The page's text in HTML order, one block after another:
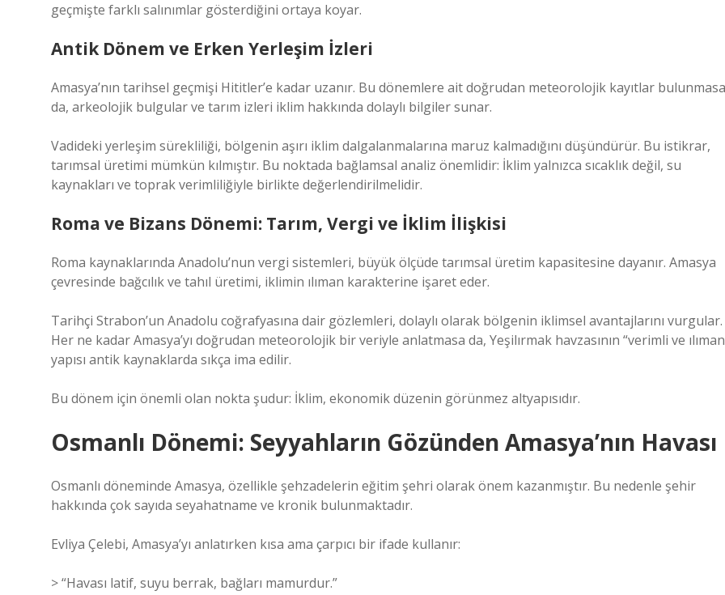
geçmişte farklı salınımlar gösterdiğini ortaya koyar.
Antik Dönem ve Erken Yerleşim İzleri
Amasya’nın tarihsel geçmişi Hititler’e kadar uzanır. Bu dönemlere ait doğrudan meteorolojik kayıtlar bulunmasa
da, arkeolojik bulgular ve tarım izleri iklim hakkında dolaylı bilgiler sunar.
Vadideki yerleşim sürekliliği, bölgenin aşırı iklim dalgalanmalarına maruz kalmadığını düşündürür. Bu istikrar,
tarımsal üretimi mümkün kılmıştır. Bu noktada bağlamsal analiz önemlidir: İklim yalnızca sıcaklık değil, su
kaynakları ve toprak verimliliğiyle birlikte değerlendirilmelidir.
Roma ve Bizans Dönemi: Tarım, Vergi ve İklim İlişkisi
Roma kaynaklarında Anadolu’nun vergi sistemleri, büyük ölçüde tarımsal üretim kapasitesine dayanır. Amasya
çevresinde bağcılık ve tahıl üretimi, iklimin ılıman karakterine işaret eder.
Tarihçi Strabon’un Anadolu coğrafyasına dair gözlemleri, dolaylı olarak bölgenin iklimsel avantajlarını vurgular.
Her ne kadar Amasya’yı doğrudan meteorolojik bir veriyle anlatmasa da, Yeşilırmak havzasının “verimli ve
yapısı antik kaynaklarda sıkça ima edilir.
Bu dönem için önemli olan nokta şudur: İklim, ekonomik düzenin görünmez altyapısıdır.
Osmanlı Dönemi: Seyyahların Gözünden Amasya’nın Havası
Osmanlı döneminde Amasya, özellikle şehzadelerin eğitim şehri olarak önem kazanmıştır. Bu nedenle şehir
hakkında çok sayıda seyahatname ve kronik bulunmaktadır.
Evliya Çelebi, Amasya’yı anlatırken kısa ama çarpıcı bir ifade kullanır:
> “Havası latif, suyu berrak, bağları mamurdur.”